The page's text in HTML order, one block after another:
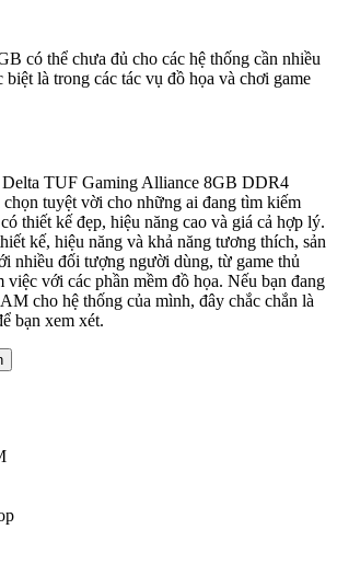
có thể chưa đủ cho các hệ thống cần nhiều
là trong các tác vụ đồ họa và chơi game
TUF Gaming Alliance 8GB DDR4
tuyệt vời cho những ai đang tìm kiếm
thiết kế đẹp, hiệu năng cao và giá cả hợp lý.
kế, hiệu năng và khả năng tương thích, sản
nhiều đối tượng người dùng, từ game thủ
với các phần mềm đồ họa. Nếu bạn đang
cho hệ thống của mình, đây chắc chắn là
bạn xem xét.